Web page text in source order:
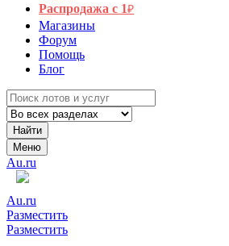
Распродажа с 1₽
Магазины
Форум
Помощь
Блог
Найти
Меню
Au.ru
Au.ru
Разместить
Разместить